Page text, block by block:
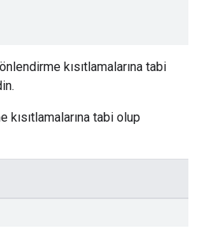
kısıtlamalarına tabi
tabi olup